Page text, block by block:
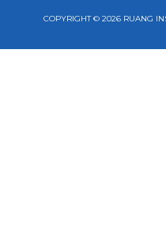
COPYRIGHT © 2026 RUANG